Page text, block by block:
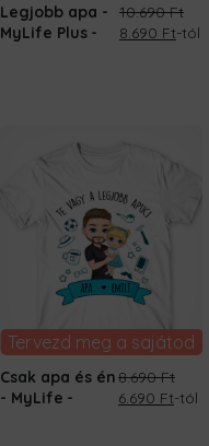
Legjobb apa -
MyLife Plus
10.690Ft
Original
8.690 Ft-tól
Tervezd meg a sajátod
Csak apa és én
- MyLife
8.690Ft
Original
6.690 Ft-tól